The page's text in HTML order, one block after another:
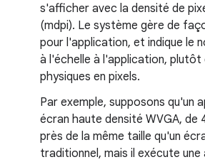
s'afficher avec la densité de
(mdpi). Le système gère de
pour l'application, et indique le
à l'échelle à l'application, plutôt
physiques en pixels.
Par exemple, supposons qu'un
écran haute densité WVGA, de
près de la même taille qu'un
traditionnel, mais il exécute une